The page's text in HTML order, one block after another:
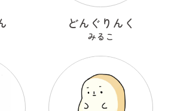
どんぐりんく
みるこ